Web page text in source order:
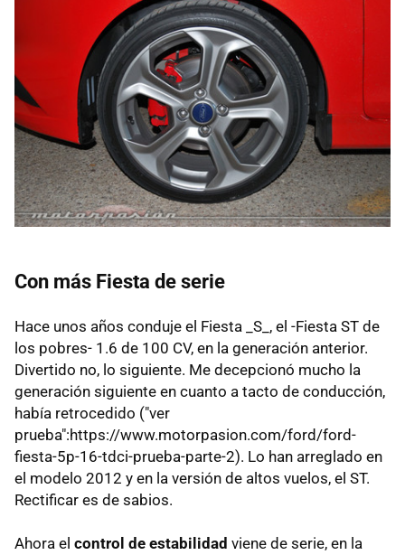
Con más Fiesta de serie
Hace unos años conduje el Fiesta _S_, el -Fiesta ST de
los pobres- 1.6 de 100 CV, en la generación anterior.
Divertido no, lo siguiente. Me decepcionó mucho la
generación siguiente en cuanto a tacto de conducción,
había retrocedido ("ver
prueba":https://www.motorpasion.com/ford/ford-
fiesta-5p-16-tdci-prueba-parte-2). Lo han arreglado en
el modelo 2012 y en la versión de altos vuelos, el ST.
Rectificar es de sabios.
Ahora el control de estabilidad viene de serie, en la